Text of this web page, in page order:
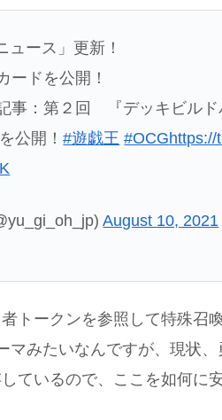
ュース」更新！
ードを公開！
事：第２回 『デッキビルド
公開！#遊戯王 #OCGhttps://
August 10, 2021
トークンを参照して特殊召
マみたいなんですが、現状
ているので、ここを如何に